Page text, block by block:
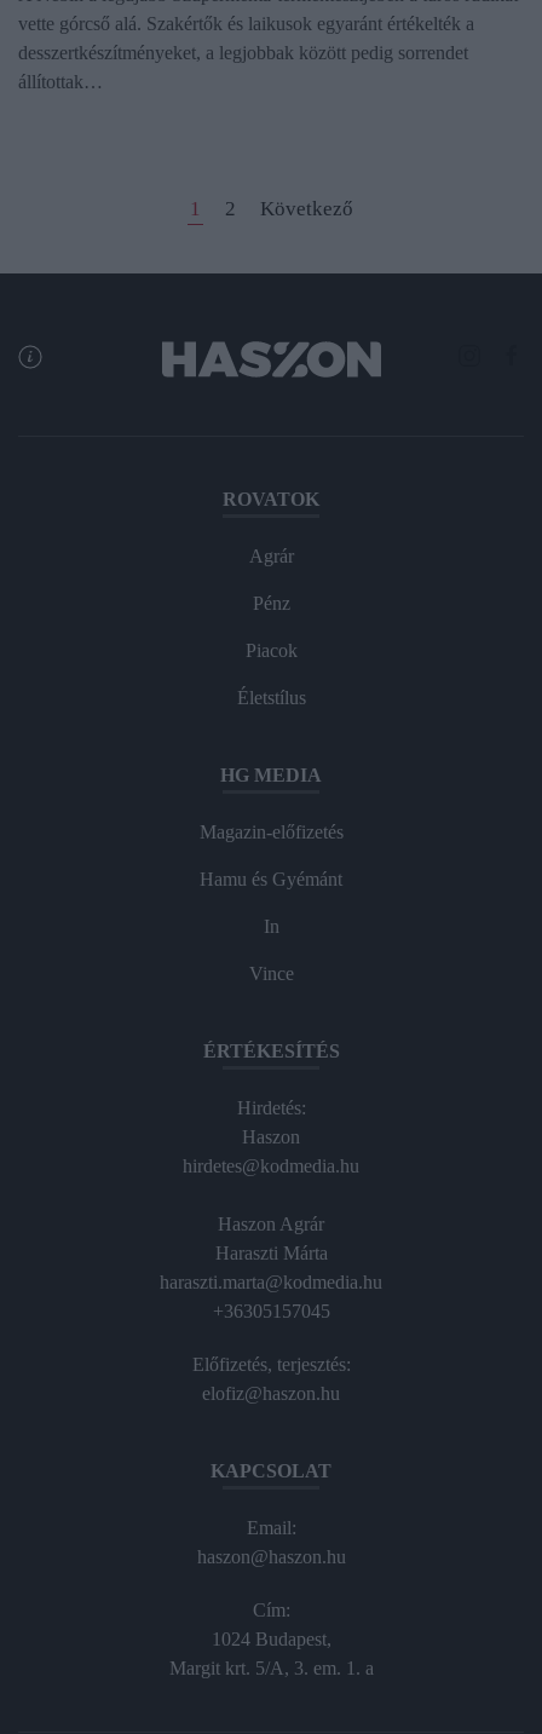
vette górcső alá. Szakértők és laikusok egyaránt értékelték a
desszertkészítményeket, a legjobbak között pedig sorrendet
állítottak…
1 2 Következő
ROVATOK
Agrár
Pénz
Piacok
Életstílus
HG MEDIA
Magazin-előfizetés
Hamu és Gyémánt
In
Vince
ÉRTÉKESÍTÉS
Hirdetés:
Haszon
hirdetes@kodmedia.hu
Haszon Agrár
Haraszti Márta
haraszti.marta@kodmedia.hu
+36305157045
Előfizetés, terjesztés:
elofiz@haszon.hu
KAPCSOLAT
Email:
haszon@haszon.hu
Cím:
1024 Budapest,
Margit krt. 5/A, 3. em. 1. a